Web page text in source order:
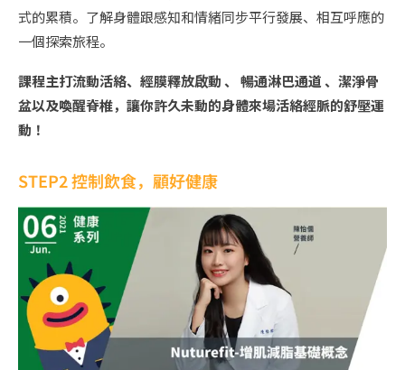
式的累積。了解身體跟感知和情緒同步平行發展、相互呼應的
一個探索旅程。
課程主打流動活絡、經膜釋放啟動 、 暢通淋巴通道 、潔淨骨
盆以及喚醒脊椎，讓你許久未動的身體來場活絡經脈的舒壓運
動！
STEP2 控制飲食，顧好健康